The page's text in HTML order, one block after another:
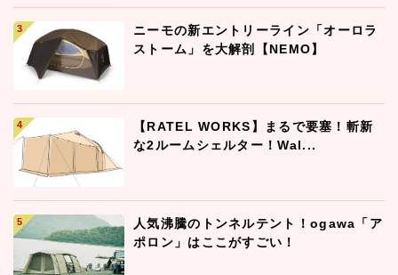
ニーモの新エントリーライン「オーロラ
ストーム」を大解剖【NEMO】
【RATEL WORKS】まるで要塞！斬新
な2ルームシェルター！Wal...
人気沸騰のトンネルテント！ogawa「ア
ポロン」はここがすごい！